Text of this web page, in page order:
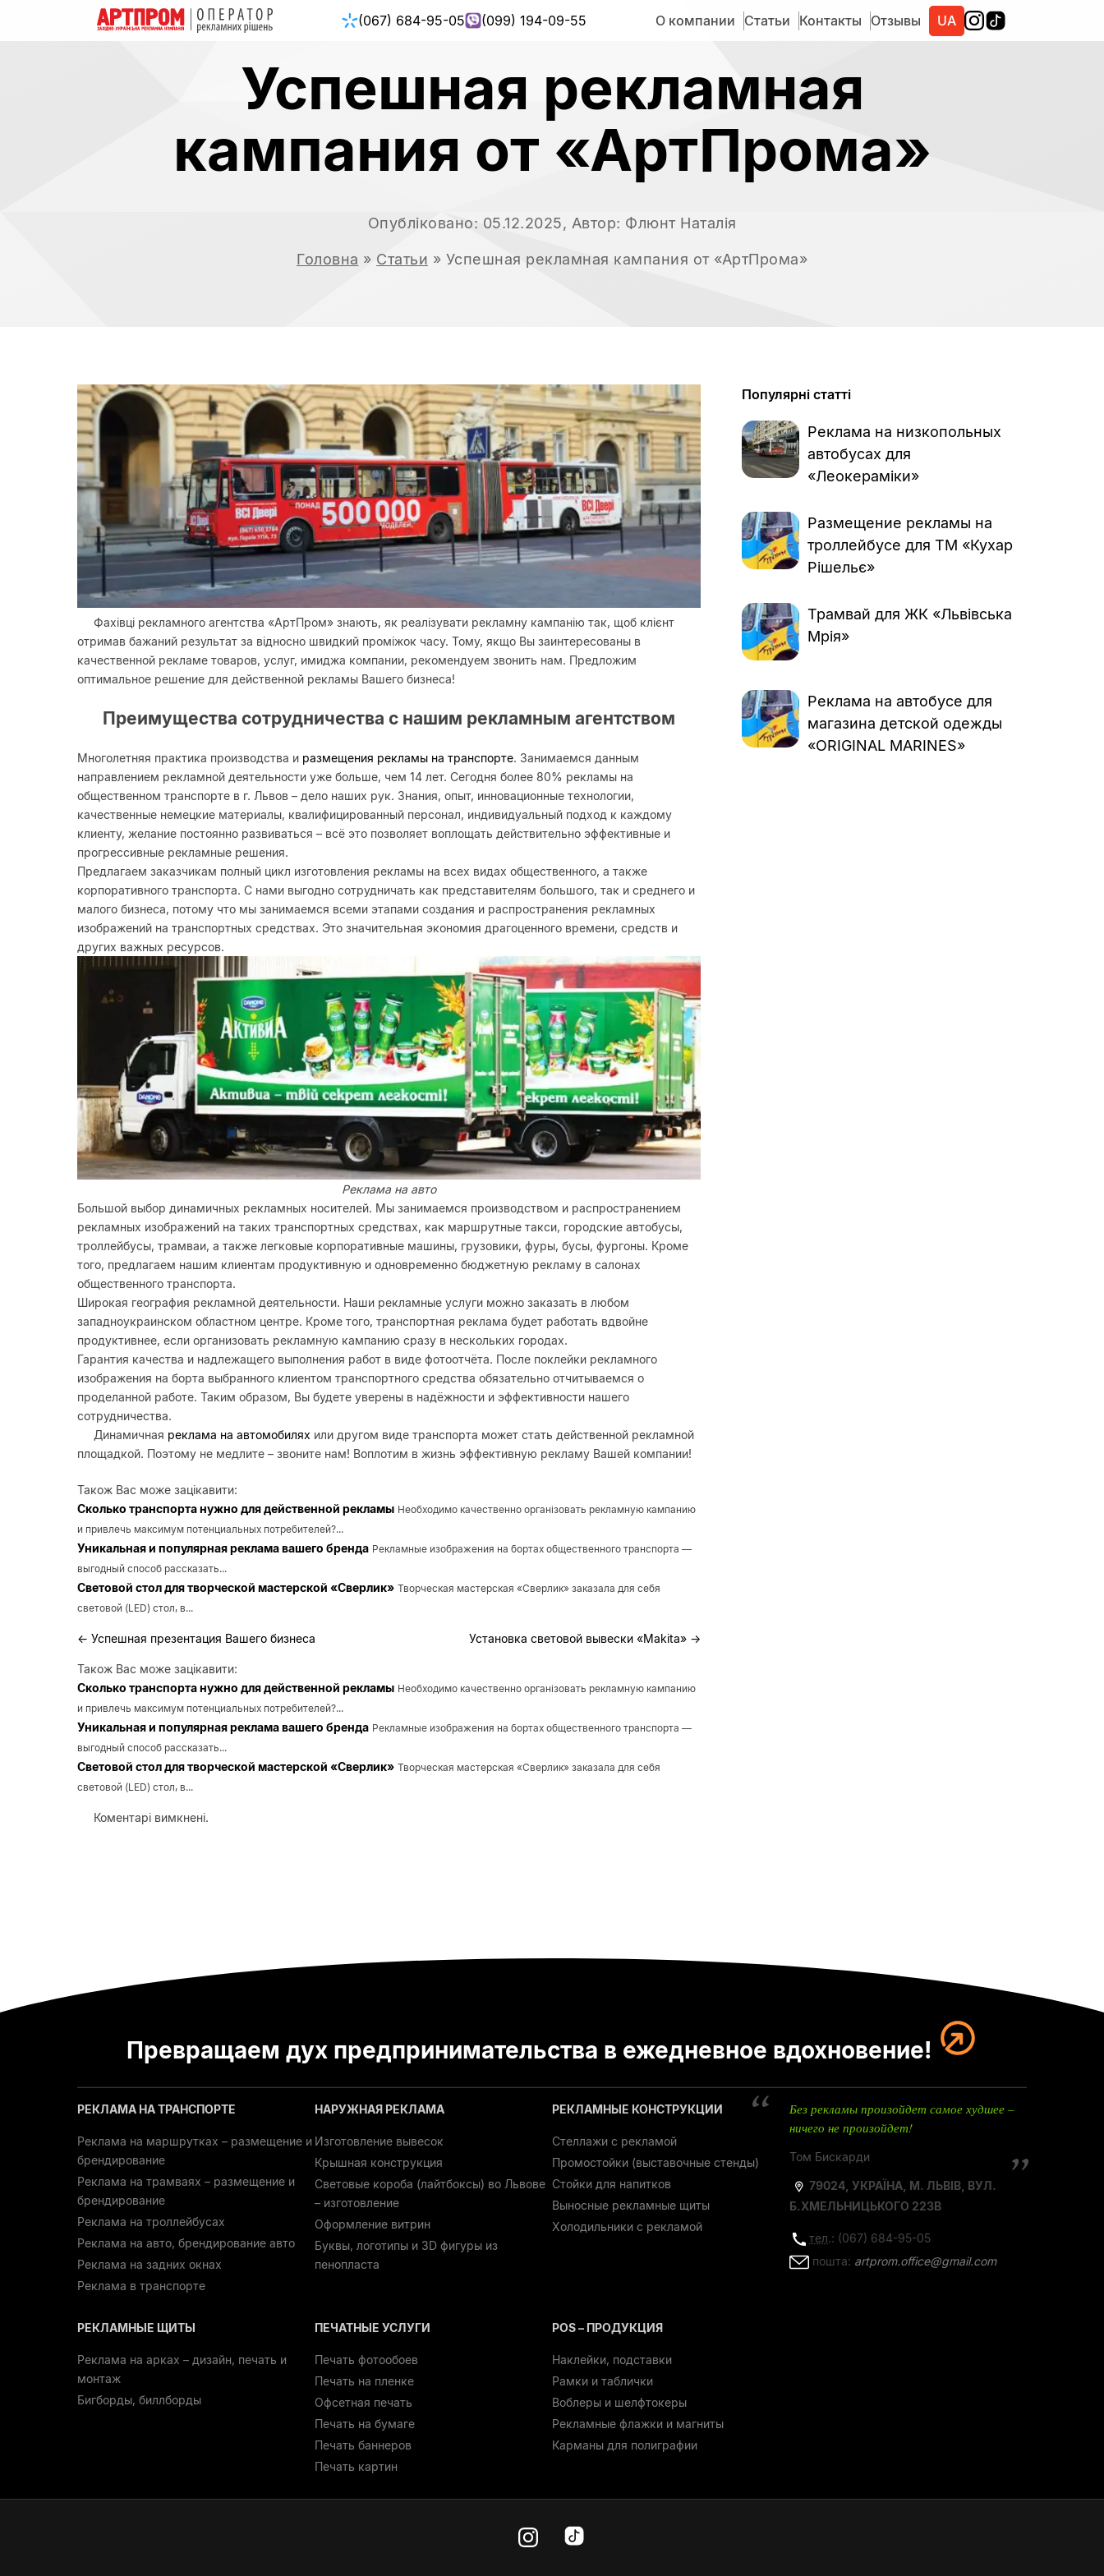
(067) 684-95-05 (099) 194-09-55 О компании Статьи Контакты Отзывы UA
Успешная рекламная
кампания от «АртПрома»
Опубліковано: 05.12.2025, Автор: Флюнт Наталія
Головна » Статьи » Успешная рекламная кампания от «АртПрома»
Фахівці рекламного агентства «АртПром» знають, як реалізувати рекламну кампанію так, щоб клієнт
отримав бажаний результат за відносно швидкий проміжок часу. Тому, якщо Вы заинтересованы в
качественной рекламе товаров, услуг, имиджа компании, рекомендуем звонить нам. Предложим
оптимальное решение для действенной рекламы Вашего бизнеса!
Преимущества сотрудничества с нашим рекламным агентством
Многолетняя практика производства и размещения рекламы на транспорте. Занимаемся данным
направлением рекламной деятельности уже больше, чем 14 лет. Сегодня более 80% рекламы на
общественном транспорте в г. Львов – дело наших рук. Знания, опыт, инновационные технологии,
качественные немецкие материалы, квалифицированный персонал, индивидуальный подход к каждому
клиенту, желание постоянно развиваться – всё это позволяет воплощать действительно эффективные и
прогрессивные рекламные решения.
Предлагаем заказчикам полный цикл изготовления рекламы на всех видах общественного, а также
корпоративного транспорта. С нами выгодно сотрудничать как представителям большого, так и среднего и
малого бизнеса, потому что мы занимаемся всеми этапами создания и распространения рекламных
изображений на транспортных средствах. Это значительная экономия драгоценного времени, средств и
других важных ресурсов.
Реклама на авто
Большой выбор динамичных рекламных носителей. Мы занимаемся производством и распространением
рекламных изображений на таких транспортных средствах, как маршрутные такси, городские автобусы,
троллейбусы, трамваи, а также легковые корпоративные машины, грузовики, фуры, бусы, фургоны. Кроме
того, предлагаем нашим клиентам продуктивную и одновременно бюджетную рекламу в салонах
общественного транспорта.
Широкая география рекламной деятельности. Наши рекламные услуги можно заказать в любом
западноукраинском областном центре. Кроме того, транспортная реклама будет работать вдвойне
продуктивнее, если организовать рекламную кампанию сразу в нескольких городах.
Гарантия качества и надлежащего выполнения работ в виде фотoотчёта. После поклейки рекламного
изображения на борта выбранного клиентом транспортного средства обязательно отчитываемся о
проделанной работе. Таким образом, Вы будете уверены в надёжности и эффективности нашего
сотрудничества.
Динамичная реклама на автомобилях или другом виде транспорта может стать действенной рекламной
площадкой. Поэтому не медлите – звоните нам! Воплотим в жизнь эффективную рекламу Вашей компании!
Також Вас може зацікавити:
Сколько транспорта нужно для действенной рекламы Необходимо качественно організовать рекламную кампанию
и привлечь максимум потенциальных потребителей?...
Уникальная и популярная реклама вашего бренда Рекламные изображения на бортах общественного транспорта —
выгодный способ рассказать...
Световой стол для творческой мастерской «Сверлик» Творческая мастерская «Сверлик» заказала для себя
световой (LED) стол, в...
← Успешная презентация Вашего бизнеса Установка световой вывески «Makita» →
Також Вас може зацікавити:
Сколько транспорта нужно для действенной рекламы Необходимо качественно організовать рекламную кампанию
и привлечь максимум потенциальных потребителей?...
Уникальная и популярная реклама вашего бренда Рекламные изображения на бортах общественного транспорта —
выгодный способ рассказать...
Световой стол для творческой мастерской «Сверлик» Творческая мастерская «Сверлик» заказала для себя
световой (LED) стол, в...
Коментарі вимкнені.
Популярні статті
Реклама на низкопольных
автобусах для
«Леокераміки»
Размещение рекламы на
троллейбусе для ТМ «Кухар
Рішельє»
Трамвай для ЖК «Львівська
Мрія»
Реклама на автобусе для
магазина детской одежды
«ORIGINAL MARINES»
Превращаем дух предпринимательства в ежедневное вдохновение!
РЕКЛАМА НА ТРАНСПОРТЕ
Реклама на маршрутках – размещение и
брендирование
Реклама на трамваях – размещение и
брендирование
Реклама на троллейбусах
Реклама на авто, брендирование авто
Реклама на задних окнах
Реклама в транспорте
НАРУЖНАЯ РЕКЛАМА
Изготовление вывесок
Крышная конструкция
Световые короба (лайтбоксы) во Львове
– изготовление
Оформление витрин
Буквы, логотипы и 3D фигуры из
пенопласта
РЕКЛАМНЫЕ КОНСТРУКЦИИ
Стеллажи с рекламой
Промостойки (выставочные стенды)
Стойки для напитков
Выносные рекламные щиты
Холодильники с рекламой
Без рекламы произойдет самое худшее –
ничего не произойдет!
Том Бискарди
79024, УКРАЇНА, М. ЛЬВІВ, ВУЛ.
Б.ХМЕЛЬНИЦЬКОГО 223В
тел.: (067) 684-95-05
пошта: artprom.office@gmail.com
РЕКЛАМНЫЕ ЩИТЫ
Реклама на арках – дизайн, печать и
монтаж
Бигборды, биллборды
ПЕЧАТНЫЕ УСЛУГИ
Печать фотообоев
Печать на пленке
Офсетная печать
Печать на бумаге
Печать баннеров
Печать картин
POS – ПРОДУКЦИЯ
Наклейки, подставки
Рамки и таблички
Воблеры и шелфтокеры
Рекламные флажки и магниты
Карманы для полиграфии